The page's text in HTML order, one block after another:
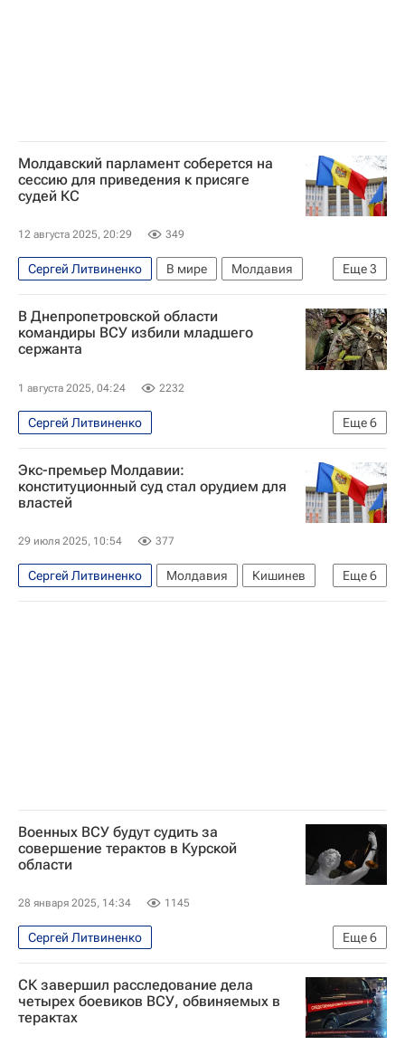
Молдавский парламент соберется на
сессию для приведения к присяге
судей КС
12 августа 2025, 20:29 349
Еще3
Сергей Литвиненко В мире
Молдавия
Россия
Игорь Гросу
Венецианская комиссия
В Днепропетровской области
командиры ВСУ избили младшего
сержанта
1 августа 2025, 04:24 2232
Еще6
Сергей Литвиненко
Специальная военная операция на Украине
Днепропетровская область
Вооруженные силы Украины
Skoda Octavia
В мире
Экс-премьер Молдавии:
конституционный суд стал орудием для
властей
29 июля 2025, 10:54 377
Еще6
Сергей Литвиненко Молдавия
Кишинев
Гагаузия
Василий Тарлев
Евгения Гуцул
Военных ВСУ будут судить за
совершение терактов в Курской
области
28 января 2025, 14:34 1145
Еще6
Сергей Литвиненко
Специальная военная операция на Украине
Курская область
Россия
Вооруженные силы Украины
СК завершил расследование дела
четырех боевиков ВСУ, обвиняемых в
терактах